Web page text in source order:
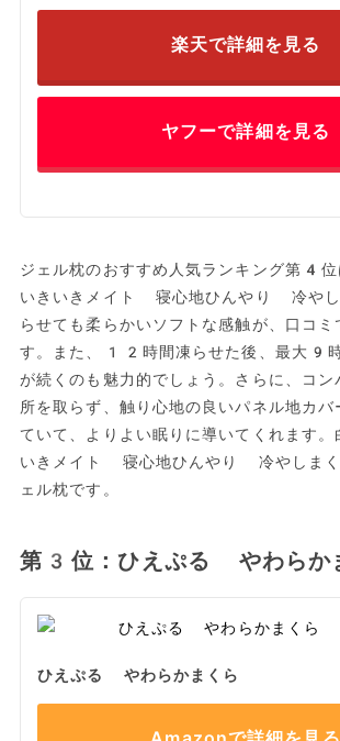
楽天で詳細を見る
ヤフーで詳細を見る
ジェル枕のおすすめ人気ランキング第4位
いきいきメイト 寝心地ひんやり 冷やし
らせても柔らかいソフトな感触が、口コミ
す。また、12時間凍らせた後、最大9時
が続くのも魅力的でしょう。さらに、コン
所を取らず、触り心地の良いパネル地カバ
ていて、よりよい眠りに導いてくれます
いきメイト 寝心地ひんやり 冷やしまく
ェル枕です。
第3位：ひえぷる やわらか
ひえぷる やわらかまくら